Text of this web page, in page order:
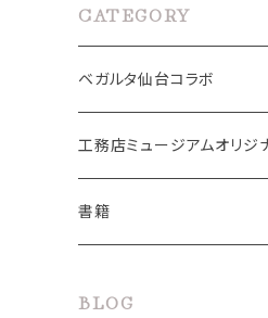
CATEGORY
ベガルタ仙台コラボ
ベガルタこけし
手ぬぐい
工務店ミュージアムオリジ
こけし
書籍
BLOG